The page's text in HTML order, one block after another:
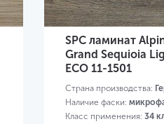
SPC ламинат
Grand Sequioia
ЕСО 11-1501
Страна производства:
Наличие фаски:
Класс применения: 34